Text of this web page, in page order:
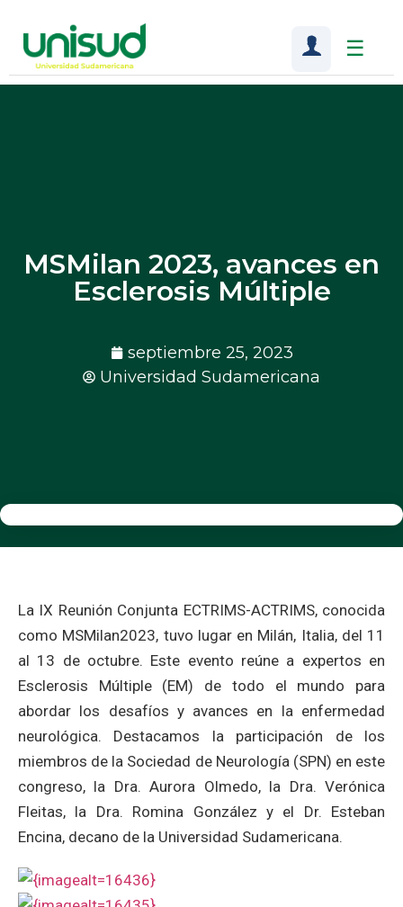
☰
MSMilan 2023, avances en
Esclerosis Múltiple
septiembre 25, 2023
Universidad Sudamericana
La IX Reunión Conjunta ECTRIMS-ACTRIMS, conocida
como MSMilan2023, tuvo lugar en Milán, Italia, del 11
al 13 de octubre. Este evento reúne a expertos en
Esclerosis Múltiple (EM) de todo el mundo para
abordar los desafíos y avances en la enfermedad
neurológica. Destacamos la participación de los
miembros de la Sociedad de Neurología (SPN) en este
congreso, la Dra. Aurora Olmedo, la Dra. Verónica
Fleitas, la Dra. Romina González y el Dr. Esteban
Encina, decano de la Universidad Sudamericana.